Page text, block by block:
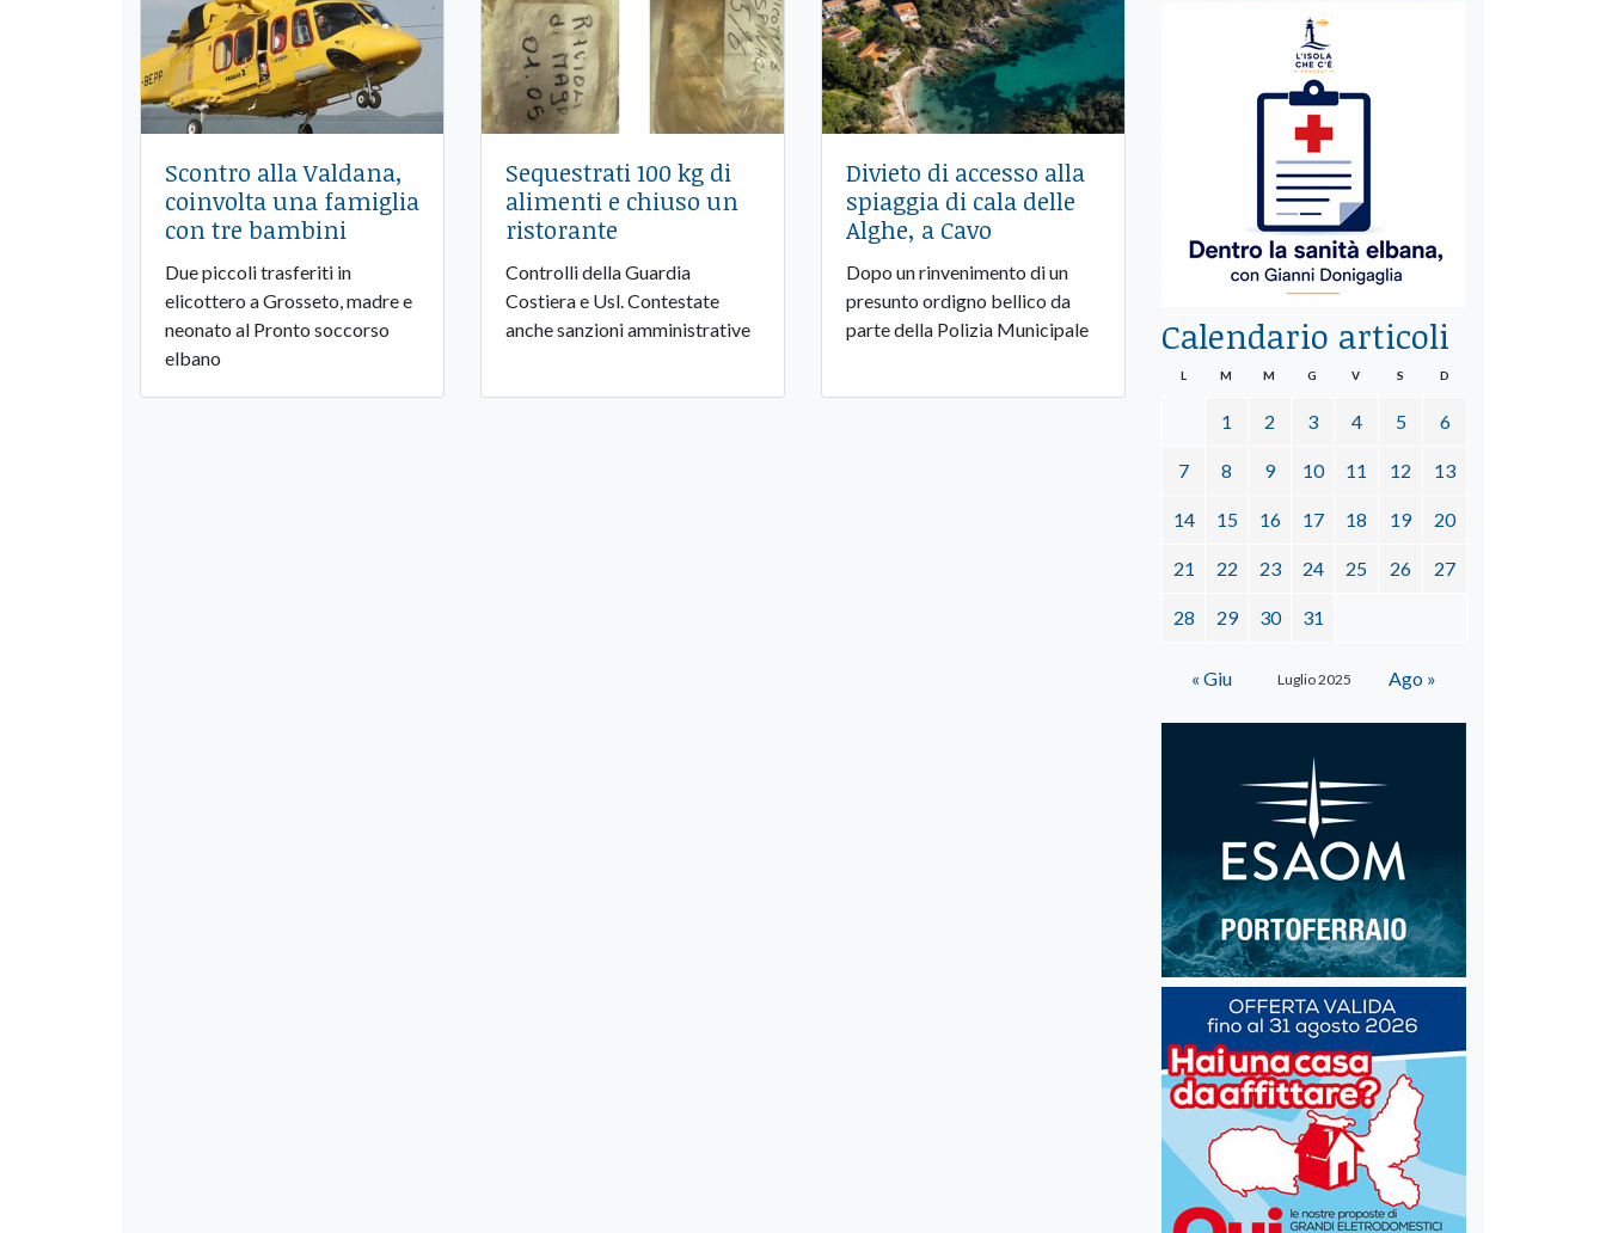
Scontro alla Valdana,
coinvolta una famiglia
con tre bambini
Due piccoli trasferiti in
elicottero a Grosseto, madre e
neonato al Pronto soccorso
elbano
Sequestrati 100 kg di
alimenti e chiuso un
ristorante
Controlli della Guardia
Costiera e Usl. Contestate
anche sanzioni amministrative
Divieto di accesso alla
spiaggia di cala delle
Alghe, a Cavo
Dopo un rinvenimento di un
presunto ordigno bellico da
parte della Polizia Municipale
Calendario articoli
Luglio 2025
L M M G V S D
1 2 3 4 5 6
7 8 9 10 11 12 13
14 15 16 17 18 19 20
21 22 23 24 25 26 27
28 29 30 31
« Giu Ago »